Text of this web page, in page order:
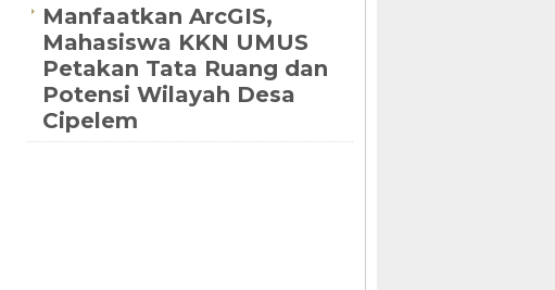
Manfaatkan ArcGIS,
Mahasiswa KKN UMUS
Petakan Tata Ruang dan
Potensi Wilayah Desa
Cipelem